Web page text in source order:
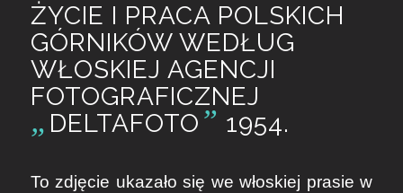
ŻYCIE I PRACA POLSKICH
GÓRNIKÓW WEDŁUG
WŁOSKIEJ AGENCJI
FOTOGRAFICZNEJ
„ DELTAFOTO ” 1954.
To zdjęcie ukazało się we włoskiej prasie w